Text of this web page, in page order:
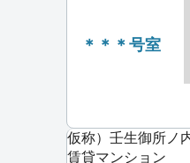
＊＊＊号室
仮称）壬生御所ノ
賃貸マンション